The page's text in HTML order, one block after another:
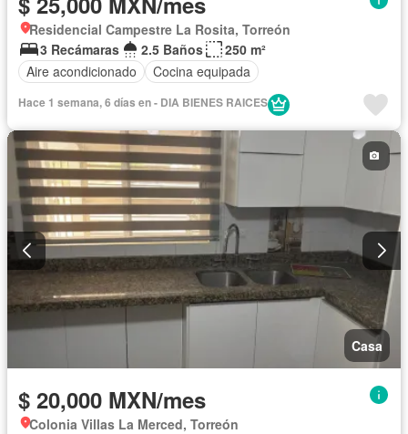
Residencial Campestre La Rosita, Torreón
3 Recámaras
2.5 Baños
250 m²
Aire acondicionado
Cocina equipada
Hace 1 semana, 6 días en - DIA BIENES RAICES
Casa
$ 20,000 MXN/mes
Colonia Villas La Merced, Torreón